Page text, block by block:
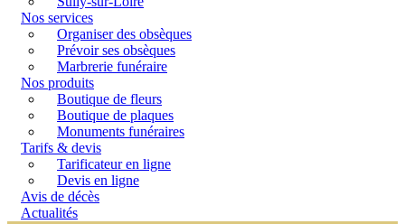
Nos services
Organiser des obsèques
Prévoir ses obsèques
Marbrerie funéraire
Nos produits
Boutique de fleurs
Boutique de plaques
Monuments funéraires
Tarifs & devis
Tarificateur en ligne
Devis en ligne
Avis de décès
Actualités